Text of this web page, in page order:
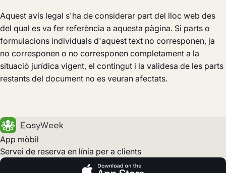
Aquest avís legal s'ha de considerar part del lloc web des
del qual es va fer referència a aquesta pàgina. Si parts o
formulacions individuals d'aquest text no corresponen, ja
no corresponen o no corresponen completament a la
situació jurídica vigent, el contingut i la validesa de les parts
restants del document no es veuran afectats.
App mòbil
Servei de reserva en línia per a clients